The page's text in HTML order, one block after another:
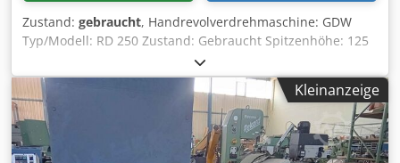
Zustand: gebraucht, Handrevolverdrehmaschine: GDW
Typ/Modell: RD 250 Zustand: Gebraucht Spitzenhöhe: 125
mm Entfernung Spindelnase –Revolverkopf max.: 400 mm
Drehdurchmesser über Bett: 260 mm Drehdurchmesser
über Stechschlitten: 128 mm Spindelkopf DIN 55027:
Größe 4 Spindelbohrung: 38 mm Innnenkegel ähnlich DIN
228: MK 5 Zangendurchlass: 26 mm Stufenlos bis: 60-3.000
U/min Gegegelter AC-Motor 100% ED, 70 Hz: 4,6 kW
Kleinanzeige